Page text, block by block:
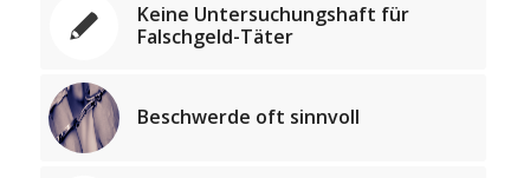
Keine Untersuchungshaft für
Falschgeld-Täter
Beschwerde oft sinnvoll